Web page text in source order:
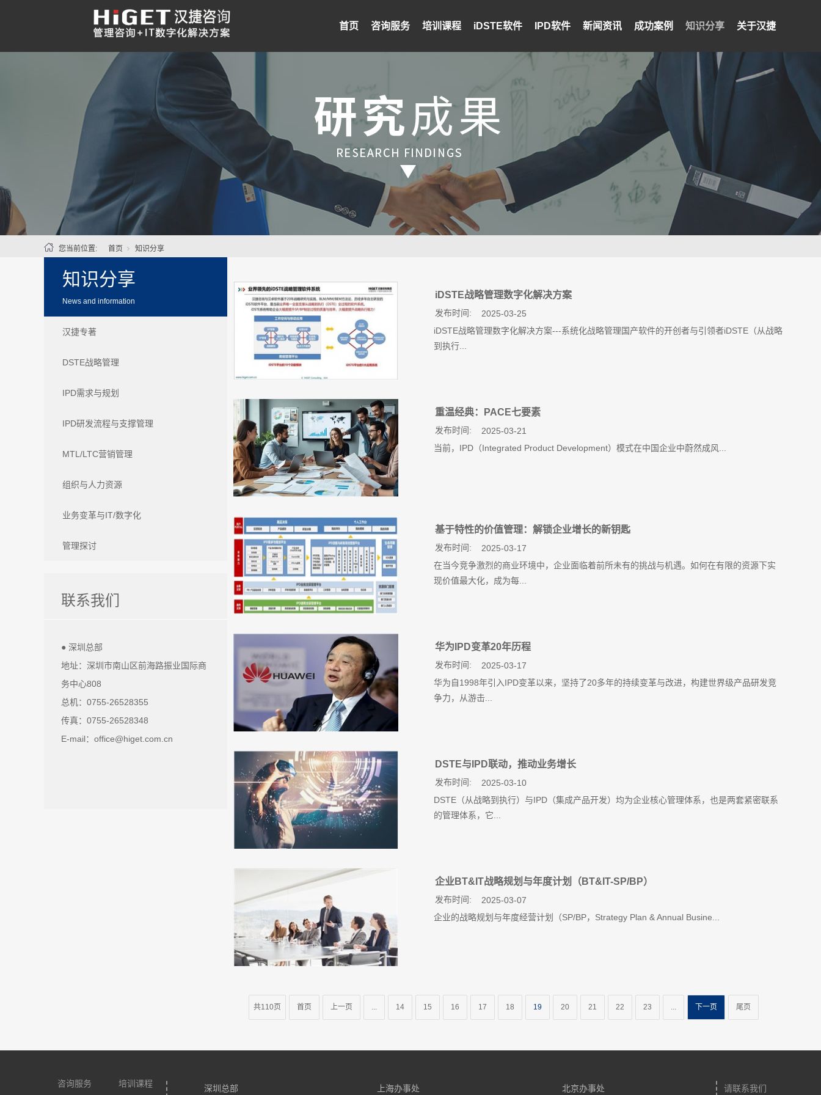
首页 咨询服务 培训课程 iDSTE软件 IPD软件 新闻资讯 成功案例 知识分享 关于汉捷
您当前位置: 首页 知识分享
知识分享
News and information
汉捷专著
DSTE战略管理
IPD需求与规划
IPD研发流程与支撑管理
MTL/LTC营销管理
组织与人力资源
业务变革与IT/数字化
管理探讨
联系我们
● 深圳总部
地址：深圳市南山区前海路振业国际商
务中心808
总机：0755-26528355
传真：0755-26528348
E-mail：office@higet.com.cn
iDSTE战略管理数字化解决方案
2025-03-25
发布时间:
iDSTE战略管理数字化解决方案---系统化战略管理国产软件的开创者与引领者iDSTE（从战略
到执行...
重温经典：PACE七要素
2025-03-21
发布时间:
当前，IPD（Integrated Product Development）模式在中国企业中蔚然成风...
基于特性的价值管理：解锁企业增长的新钥匙
2025-03-17
发布时间:
在当今竞争激烈的商业环境中，企业面临着前所未有的挑战与机遇。如何在有限的资源下实
现价值最大化，成为每...
华为IPD变革20年历程
2025-03-17
发布时间:
华为自1998年引入IPD变革以来，坚持了20多年的持续变革与改进，构建世界级产品研发竞
争力，从游击...
DSTE与IPD联动，推动业务增长
2025-03-10
发布时间:
DSTE（从战略到执行）与IPD（集成产品开发）均为企业核心管理体系，也是两套紧密联系
的管理体系，它...
企业BT&IT战略规划与年度计划（BT&IT-SP/BP）
2025-03-07
发布时间:
企业的战略规划与年度经营计划（SP/BP，Strategy Plan & Annual Busine...
共110页 首页 上一页 ... 14 15 16 17 18 19 20 21 22 23 ... 下一页 尾页
咨询服务 培训课程 北京办事处
深圳总部 上海办事处 请联系我们